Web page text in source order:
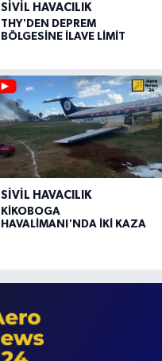
SIVIL HAVACILIK
THY'DEN DEPREM
BÖLGESİNE İLAVE LİMİT
SIVIL HAVACILIK
KİKOBOGA
HAVALİMANI'NDA İKİ KAZA